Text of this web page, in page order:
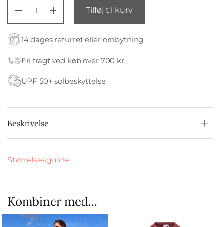
Tilføj til kurv
14 dages returret eller ombytning
Fri fragt ved køb over 700 kr.
UPF 50+ solbeskyttelse
Beskrivelse
Størrelsesguide
Kombiner med…